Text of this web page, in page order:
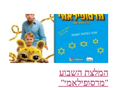
המלצת השבוע
"מרסופילאמי"